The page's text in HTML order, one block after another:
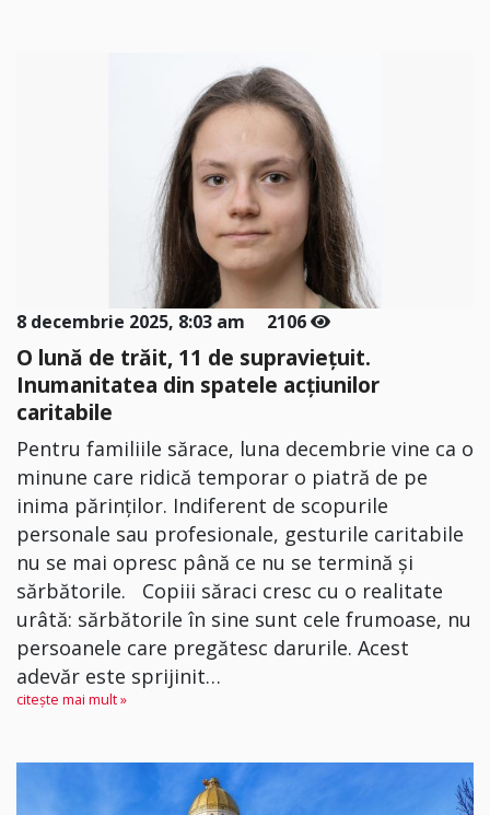
8 decembrie 2025, 8:03 am 2106
O lună de trăit, 11 de supraviețuit.
Inumanitatea din spatele acțiunilor
caritabile
Pentru familiile sărace, luna decembrie vine ca o
minune care ridică temporar o piatră de pe
inima părinților. Indiferent de scopurile
personale sau profesionale, gesturile caritabile
nu se mai opresc până ce nu se termină și
sărbătorile. Copiii săraci cresc cu o realitate
urâtă: sărbătorile în sine sunt cele frumoase, nu
persoanele care pregătesc darurile. Acest
adevăr este sprijinit…
citește mai mult »